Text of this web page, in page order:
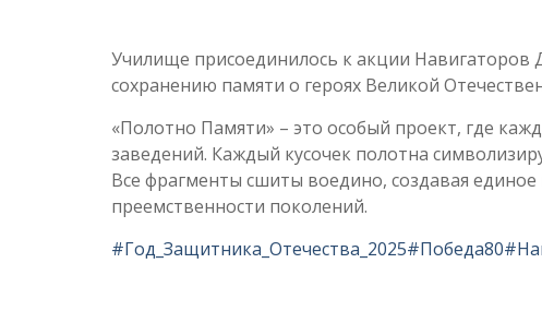
Училище присоединилось к акции
сохранению памяти о героях Великой
«Полотно Памяти» – это особый проект, где
заведений. Каждый кусочек полотна
Все фрагменты сшиты воедино, создавая
преемственности поколений.
#Год_Защитника_Отечества_2025#Победа80